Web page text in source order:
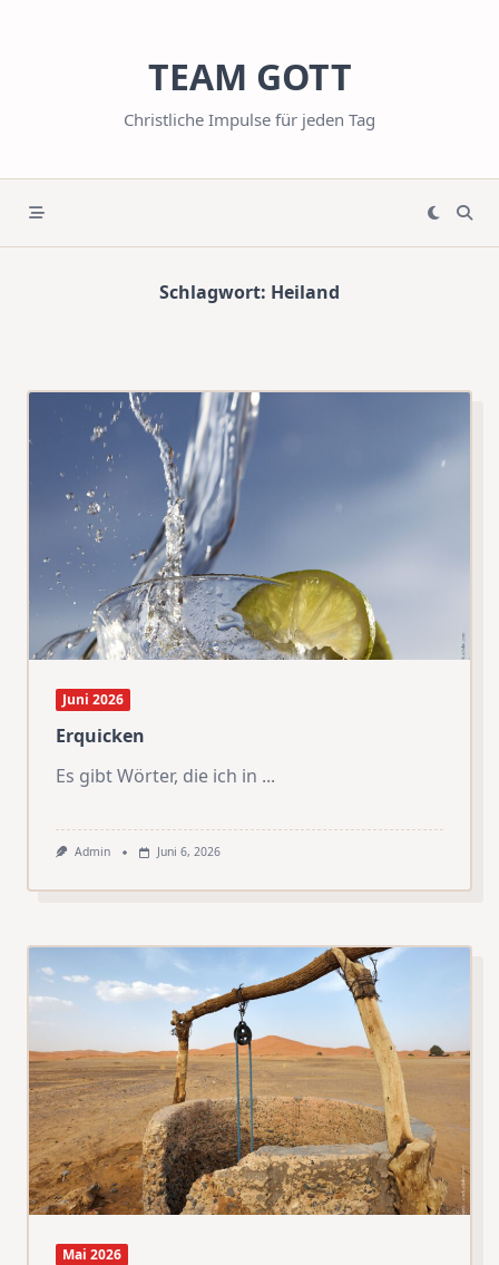
TEAM GOTT
Christliche Impulse für jeden Tag
Schlagwort: Heiland
Juni 2026
Erquicken
Es gibt Wörter, die ich in ...
Admin Juni 6, 2026
Mai 2026